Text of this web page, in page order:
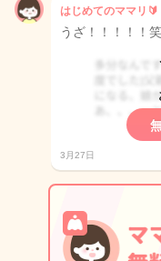
はじめてのママリ🔰
うざ！！！！！
3月27日